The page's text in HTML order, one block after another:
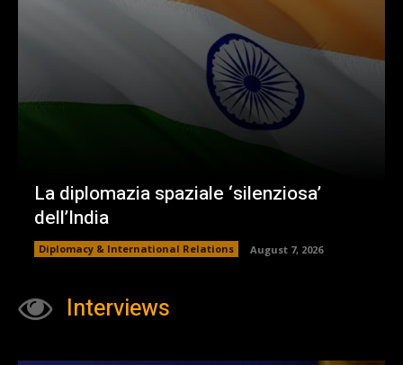
La diplomazia spaziale ‘silenziosa’
dell’India
Diplomacy & International Relations August 7, 2026
Interviews